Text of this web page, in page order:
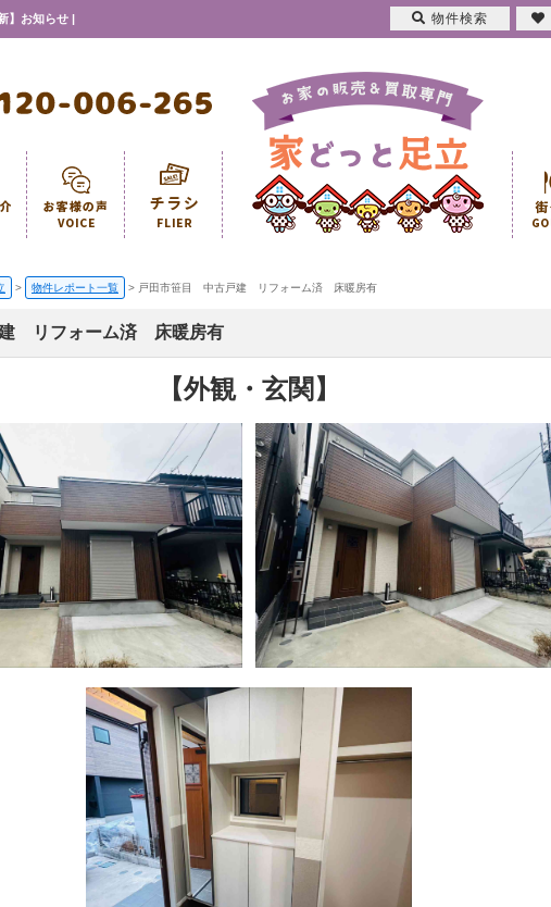
】お知らせ |
> 物件レポート一覧 > 戸田市笹目 中古戸建 リフォーム済 床暖房有
リフォーム済 床暖房有
【外観・玄関】
物件検索